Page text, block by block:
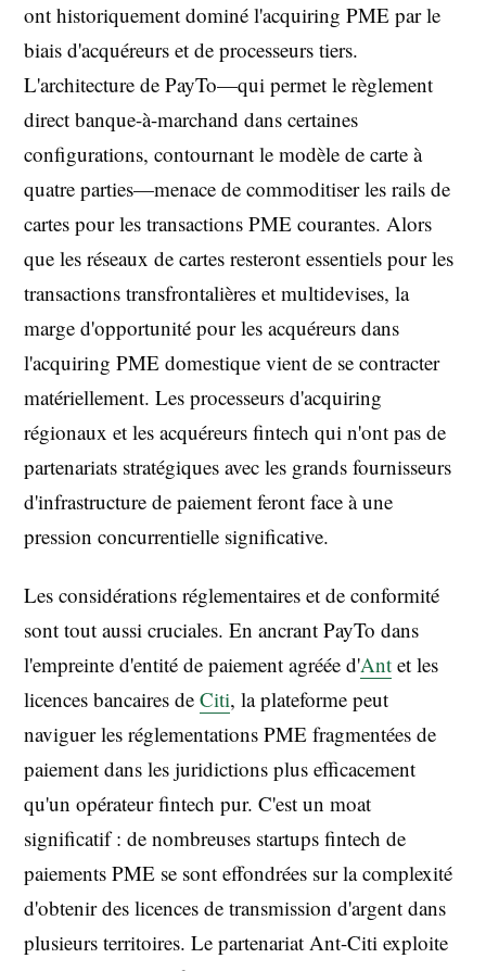
ont historiquement dominé l'acquiring PME par le
biais d'acquéreurs et de processeurs tiers.
L'architecture de PayTo—qui permet le règlement
direct banque-à-marchand dans certaines
configurations, contournant le modèle de carte à
quatre parties—menace de commoditiser les rails de
cartes pour les transactions PME courantes. Alors
que les réseaux de cartes resteront essentiels pour les
transactions transfrontalières et multidevises, la
marge d'opportunité pour les acquéreurs dans
l'acquiring PME domestique vient de se contracter
matériellement. Les processeurs d'acquiring
régionaux et les acquéreurs fintech qui n'ont pas de
partenariats stratégiques avec les grands fournisseurs
d'infrastructure de paiement feront face à une
pression concurrentielle significative.
Les considérations réglementaires et de conformité
sont tout aussi cruciales. En ancrant PayTo dans
l'empreinte d'entité de paiement agréée d'Ant et les
licences bancaires de Citi, la plateforme peut
naviguer les réglementations PME fragmentées de
paiement dans les juridictions plus efficacement
qu'un opérateur fintech pur. C'est un moat
significatif : de nombreuses startups fintech de
paiements PME se sont effondrées sur la complexité
d'obtenir des licences de transmission d'argent dans
plusieurs territoires. Le partenariat Ant-Citi exploite